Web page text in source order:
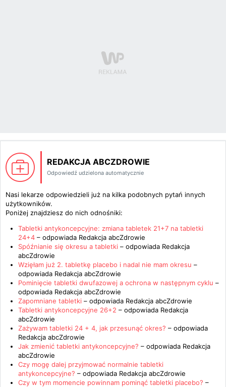
REDAKCJA ABCZDROWIE
Odpowiedź udzielona automatycznie
Nasi lekarze odpowiedzieli już na kilka podobnych pytań innych
użytkowników.
Poniżej znajdziesz do nich odnośniki:
Tabletki antykoncepcyjne: zmiana tabletek 21+7 na tabletki
24+4 – odpowiada Redakcja abcZdrowie
Spóźnianie się okresu a tabletki – odpowiada Redakcja
abcZdrowie
Wzięłam już 2. tabletkę placebo i nadal nie mam okresu –
odpowiada Redakcja abcZdrowie
Pominięcie tabletki dwufazowej a ochrona w następnym cyklu –
odpowiada Redakcja abcZdrowie
Zapomniane tabletki – odpowiada Redakcja abcZdrowie
Tabletki antykoncepcyjne 26+2 – odpowiada Redakcja
abcZdrowie
Zażywam tabletki 24 + 4, jak przesunąć okres? – odpowiada
Redakcja abcZdrowie
Jak zmienić tabletki antykoncepcyjne? – odpowiada Redakcja
abcZdrowie
Czy mogę dalej przyjmować normalnie tabletki
antykoncepcyjne? – odpowiada Redakcja abcZdrowie
Czy w tym momencie powinnam pominąć tabletki placebo? –